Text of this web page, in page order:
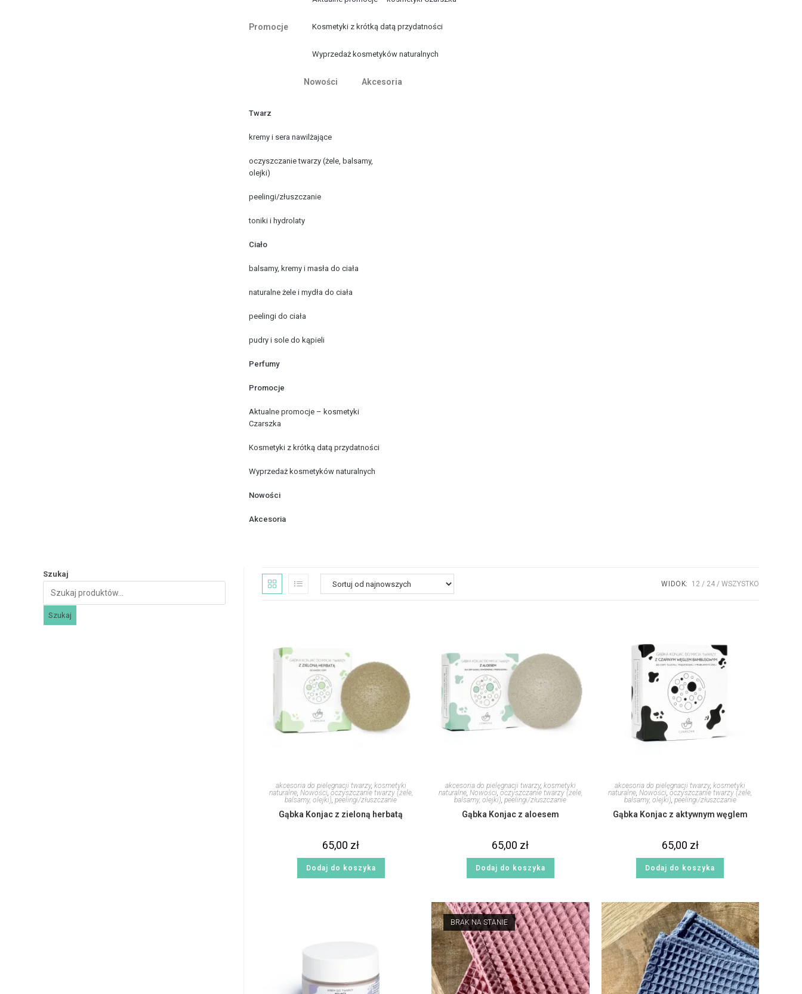
Promocje Kosmetyki z krótką datą przydatności
Wyprzedaż kosmetyków naturalnych
Nowości Akcesoria
Twarz
kremy i sera nawilżające
oczyszczanie twarzy (żele, balsamy,
olejki)
peelingi/złuszczanie
toniki i hydrolaty
Ciało
balsamy, kremy i masła do ciała
naturalne żele i mydła do ciała
peelingi do ciała
pudry i sole do kąpieli
Perfumy
Promocje
Aktualne promocje – kosmetyki
Czarszka
Kosmetyki z krótką datą przydatności
Wyprzedaż kosmetyków naturalnych
Nowości
Akcesoria
WIDOK: 12 24 WSZYSTKO
akcesoria do pielęgnacji twarzy, kosmetyki
naturalne, Nowości, oczyszczanie twarzy (żele,
balsamy, olejki),peelingi/złuszczanie
Gąbka Konjac z zieloną herbatą
65,00 zł
Dodaj do koszyka
akcesoria do pielęgnacji twarzy, kosmetyki
naturalne, Nowości, oczyszczanie twarzy (żele,
balsamy, olejki),peelingi/złuszczanie
Gąbka Konjac z aloesem
65,00 zł
Dodaj do koszyka
akcesoria do pielęgnacji twarzy,kosmetyki
naturalne,Nowości,oczyszczanie twarzy (żele,
balsamy, olejki), peelingi/złuszczanie
Gąbka Konjac z aktywnym węglem
65,00 zł
Dodaj do koszyka
BRAK NA STANIE
Szukaj
Szukaj